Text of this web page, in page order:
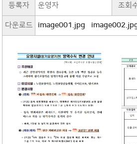
등록자 운영자 조회
다운로드 image001.jpg